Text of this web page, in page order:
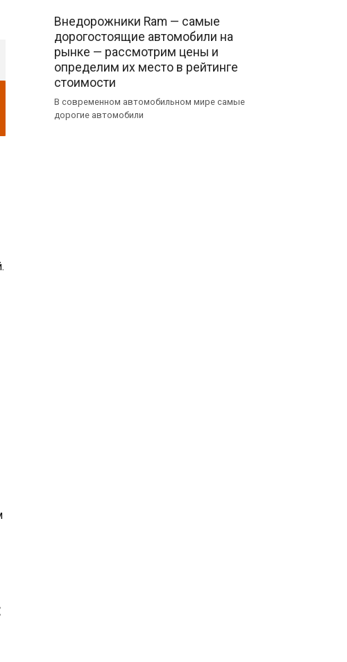
Внедорожники Ram — самые
дорогостоящие автомобили на
рынке — рассмотрим цены и
определим их место в рейтинге
стоимости
В современном автомобильном мире самые
дорогие автомобили